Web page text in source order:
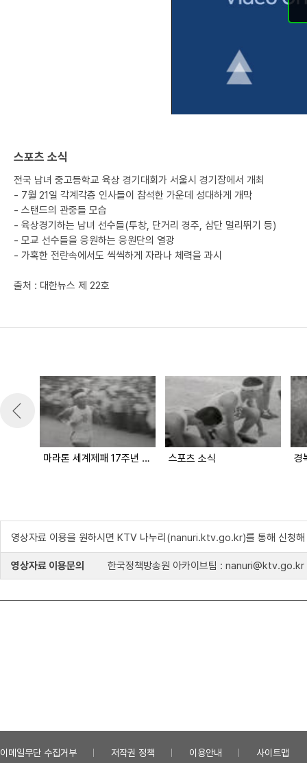
스포츠 소식
전국 남녀 중고등학교 육상 경기대회가 서울시 경기장에서 개최
- 7월 21일 각계각층 인사들이 참석한 가운데 성대하게 개막
- 스탠드의 관중들 모습
- 육상경기하는 남녀 선수들(투창, 단거리 경주, 삼단 멀리뛰기 등)
- 모교 선수들을 응원하는 응원단의 열광
- 가혹한 전란속에서도 씩씩하게 자라나 체력을 과시
출처 : 대한뉴스 제 22호
마라톤 세계제패 17주년 기념 스포츠 소식 경
영상자료 이용을 원하시면 KTV 나누리(nanuri.ktv.go.kr)를 통해 신청해
영상자료 이용문의 한국정책방송원 아카이브팀 : nanuri@ktv.go.kr
이메일무단 수집거부 저작권 정책 이용안내 사이트맵